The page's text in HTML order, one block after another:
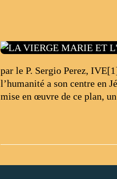
par le P. Sergio Perez,
l’humanité a son centre en
mise en œuvre de ce plan,